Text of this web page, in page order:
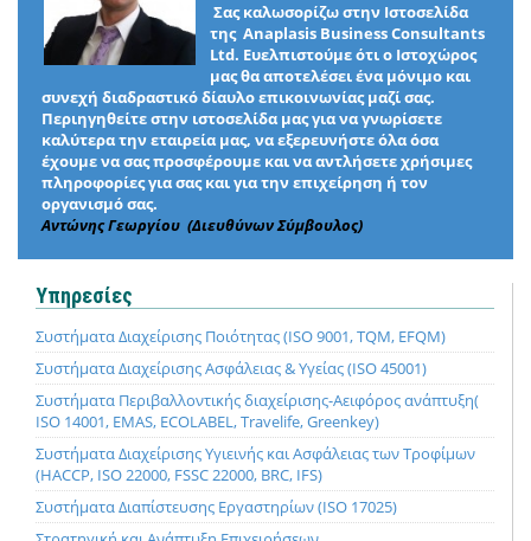
Σας καλωσορίζω στην Ιστοσελίδα
της Anaplasis Business Consultants
Ltd. Ευελπιστούμε ότι ο Ιστοχώρος
μας θα αποτελέσει ένα μόνιμο και
συνεχή διαδραστικό δίαυλο επικοινωνίας μαζί σας.
Περιηγηθείτε στην ιστοσελίδα μας για να γνωρίσετε
καλύτερα την εταιρεία μας, να εξερευνήστε όλα όσα
έχουμε να σας προσφέρουμε και να αντλήσετε χρήσιμες
πληροφορίες για σας και για την επιχείρηση ή τον
οργανισμό σας.
Αντώνης Γεωργίου (Διευθύνων Σύμβουλος)
Υπηρεσίες
Συστήματα Διαχείρισης Ποιότητας (ISO 9001, TQM, EFQM)
Συστήματα Διαχείρισης Ασφάλειας & Υγείας (ISO 45001)
Συστήματα Περιβαλλοντικής διαχείρισης-Αειφόρος ανάπτυξη(
ISO 14001, EMAS, ECOLABEL, Travelife, Greenkey)
Συστήματα Διαχείρισης Υγιεινής και Ασφάλειας των Τροφίμων
(HACCP, ISO 22000, FSSC 22000, BRC, IFS)
Συστήματα Διαπίστευσης Εργαστηρίων (ISO 17025)